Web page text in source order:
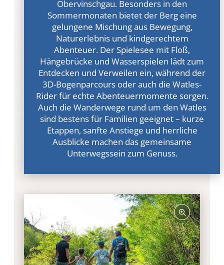
Obervinschgau. Besonders in den
Sommermonaten bietet der Berg eine
gelungene Mischung aus Bewegung,
Naturerlebnis und kindgerechtem
Abenteuer. Der Spielesee mit Floß,
Hängebrücke und Wasserspielen lädt zum
Entdecken und Verweilen ein, während der
3D-Bogenparcours oder auch die Watles-
Rider für echte Abenteuermomente sorgen.
Auch die Wanderwege rund um den Watles
sind bestens für Familien geeignet – kurze
Etappen, sanfte Anstiege und herrliche
Ausblicke machen das gemeinsame
Unterwegssein zum Genuss.